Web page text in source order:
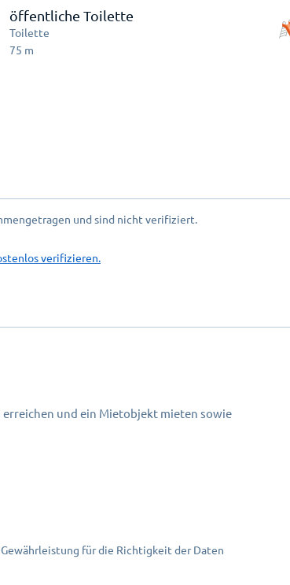
öffentliche Toilette
Toilette
75 m
und sind nicht verifiziert.
verifizieren.
und ein Mietobjekt mieten sowie
für die Richtigkeit der Daten